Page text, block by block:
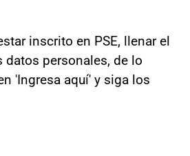
inscrito en PSE, llenar el
personales, de lo
'Ingresa aquí' y siga los